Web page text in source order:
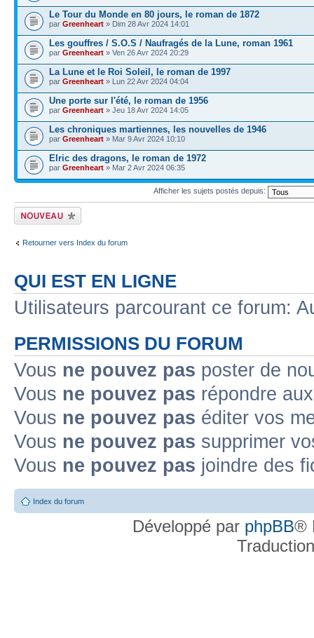
Le Tour du Monde en 80 jours, le roman de 1872
par Greenheart » Dim 28 Avr 2024 14:01
Les gouffres / S.O.S / Naufragés de la Lune, roman 1961
par Greenheart » Ven 26 Avr 2024 20:29
La Lune et le Roi Soleil, le roman de 1997
par Greenheart » Lun 22 Avr 2024 04:04
Une porte sur l'été, le roman de 1956
par Greenheart » Jeu 18 Avr 2024 14:05
Les chroniques martiennes, les nouvelles de 1946
par Greenheart » Mar 9 Avr 2024 10:10
Elric des dragons, le roman de 1972
par Greenheart » Mar 2 Avr 2024 06:35
Afficher les sujets postés depuis:
Écrire un nouveau
sujet
Retourner vers Index du forum
QUI EST EN LIGNE
Utilisateurs parcourant ce forum:
PERMISSIONS DU FORUM
Vous ne pouvez pas poster de
Vous ne pouvez pas répondre
Vous ne pouvez pas éditer vos
Vous ne pouvez pas supprimer
Vous ne pouvez pas joindre des
Index du forum
Développé par phpBB®